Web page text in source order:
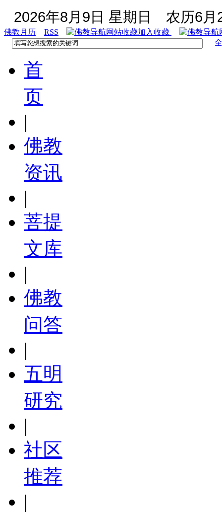
2026年8月9日 星期日 农历6月
佛教月历 RSS
加入收藏
首
页
|
佛教
资讯
|
菩提
文库
|
佛教
问答
|
五明
研究
|
社区
推荐
|